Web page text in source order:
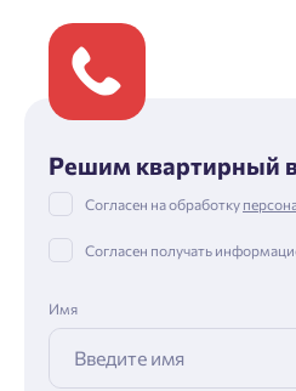
Решим квартирный
Согласен на обработку
Согласен получать
Имя